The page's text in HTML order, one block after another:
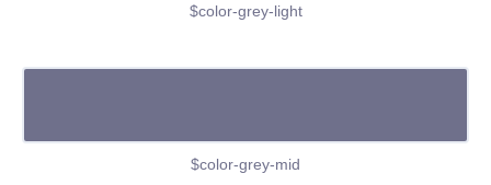
$color-grey-light
$color-grey-mid